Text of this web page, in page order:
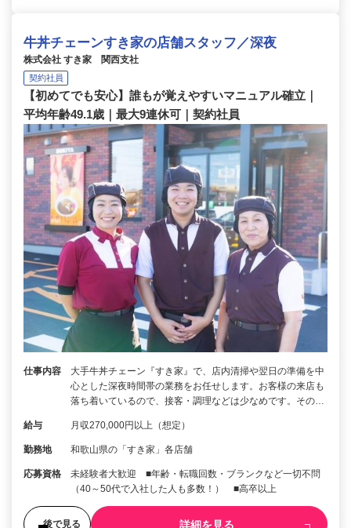
牛丼チェーンすき家の店舗スタッフ／深夜
株式会社 すき家 関西支社
契約社員
【初めてでも安心】誰もが覚えやすいマニュアル確立｜
平均年齢49.1歳｜最大9連休可｜契約社員
仕事内容
大手牛丼チェーン『すき家』で、店内清掃や翌日の準備を中
心とした深夜時間帯の業務をお任せします。お客様の来店も
落ち着いているので、接客・調理などは少なめです。その…
給与 月収270,000円以上（想定）
勤務地 和歌山県の「すき家」各店舗
応募資格
未経験者大歓迎 ■年齢・転職回数・ブランクなど一切不問
（40～50代で入社した人も多数！） ■高卒以上
後で見る 詳細を見る